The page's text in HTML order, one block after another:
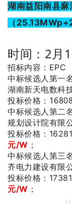
湖南益阳南县
（
时间：2月
招标内容：EPC
中标候选人第一
湖南新天电数科
投标价格：
中标候选人第二
规划设计院有限
投标价格：
元/W ；
中标候选人第三
齐电力建设有限
投标价格：
元/W ；